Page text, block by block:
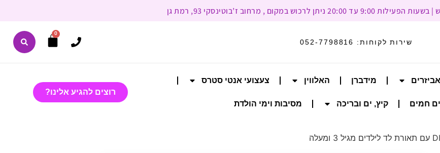
לרכוש במקום , מרחוב ז’בוטינסקי 93, רמת גן
שירות לקוחות: 052-7798816
0
אביזרים מידברן האלווין צעצועי אנטי סטרס
חמים קיץ, ים ובריכה מסיבות וימי הולדת
רוצים להגיע אלינו?